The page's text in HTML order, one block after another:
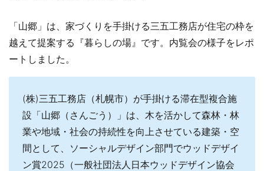
「山郷」は、家づくりを手掛ける三五工務店が住宅の枠を
越えて提案する『暮らしの場』です。内覧会の様子をレポ
ートしました。
(株)三五工務店（札幌市）が手掛ける滞在型複合施
設「山郷（さんごう）」は、木を活かして森林・林
業や地域・社会の持続性を向上させている建築・空
間として、ソーシャルデザイン部門でウッドデザイ
ン賞2025（一般社団法人日本ウッドデザイン協会